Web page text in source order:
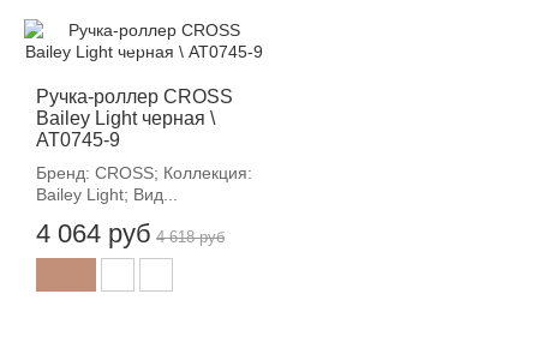
Ручка-роллер CROSS
Bailey Light черная \
AT0745-9
Бренд: CROSS; Коллекция:
Bailey Light; Вид...
4 064 руб
-12%
4 618 руб